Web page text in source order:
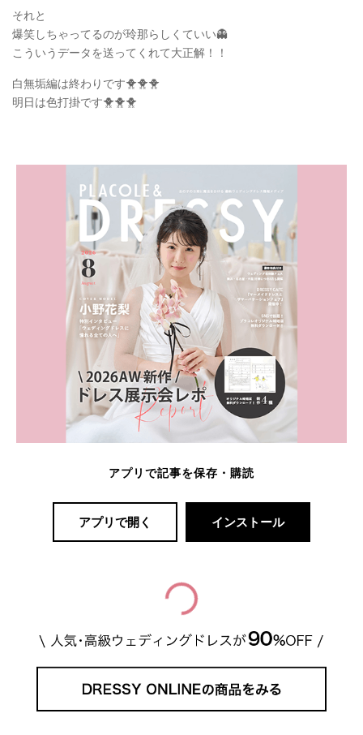
それと
爆笑しちゃってるのが玲那らしくていい👻
こういうデータを送ってくれて大正解！！
白無垢編は終わりです🐥🐥🐥
明日は色打掛です🐥🐥🐥
アプリで記事を保存・購読
アプリで開く インストール